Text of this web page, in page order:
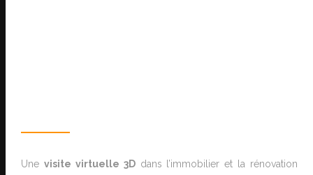
Unevisite virtuelle 3Ddans l’immobilier et la rénovation